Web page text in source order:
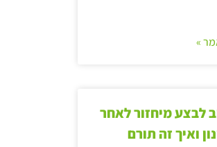
»
לבצע מיחזור לאחר
ואיך זה תורם